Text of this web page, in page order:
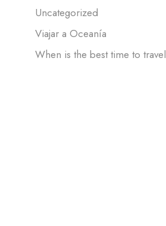
Uncategorized
Viajar a Oceanía
When is the best time to travel